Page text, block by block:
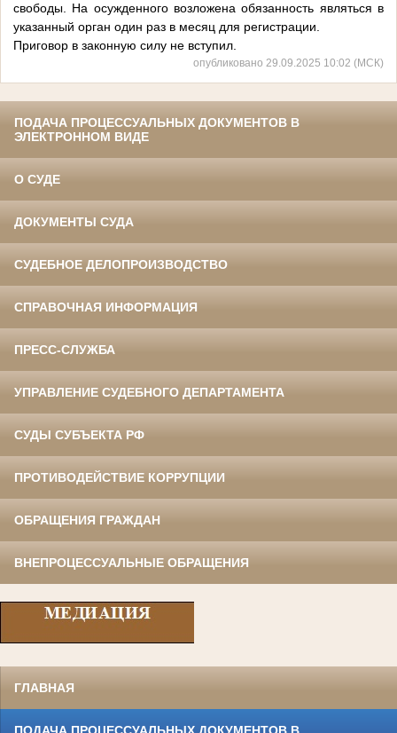
свободы. На осужденного возложена обязанность являться в
указанный орган один раз в месяц для регистрации.
Приговор в законную силу не вступил.
опубликовано 29.09.2025 10:02 (МСК)
ПОДАЧА ПРОЦЕССУАЛЬНЫХ ДОКУМЕНТОВ В
ЭЛЕКТРОННОМ ВИДЕ
О СУДЕ
ДОКУМЕНТЫ СУДА
СУДЕБНОЕ ДЕЛОПРОИЗВОДСТВО
СПРАВОЧНАЯ ИНФОРМАЦИЯ
ПРЕСС-СЛУЖБА
УПРАВЛЕНИЕ СУДЕБНОГО ДЕПАРТАМЕНТА
СУДЫ СУБЪЕКТА РФ
ПРОТИВОДЕЙСТВИЕ КОРРУПЦИИ
ОБРАЩЕНИЯ ГРАЖДАН
ВНЕПРОЦЕССУАЛЬНЫЕ ОБРАЩЕНИЯ
ГЛАВНАЯ